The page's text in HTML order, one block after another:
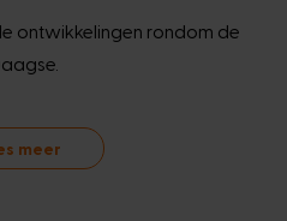
ontwikkelingen rondom de
meer